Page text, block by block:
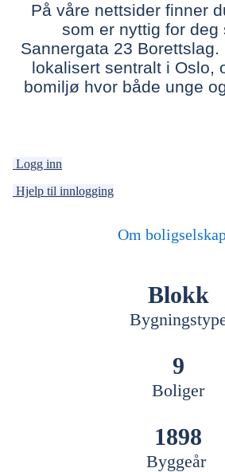
På våre nettsider finner
som er nyttig for deg
Sannergata 23
lokalisert sentralt i Oslo,
bomiljø hvor både unge
Logg inn
Hjelp til innlogging
Om
Blokk
9
Boliger
1898
Byggeår